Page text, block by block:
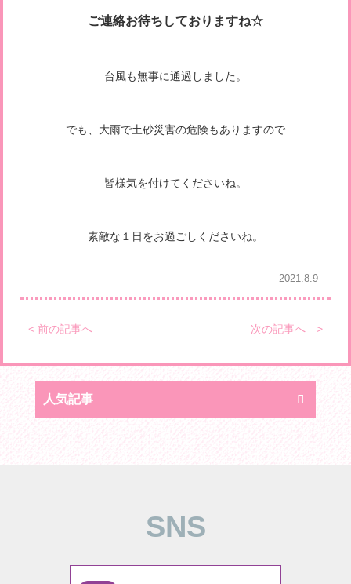
ご連絡お待ちしておりますね☆
台風も無事に通過しました。
でも、大雨で土砂災害の危険もありますので
皆様気を付けてくださいね。
素敵な１日をお過ごしくださいね。
2021.8.9
< 前の記事へ 次の記事へ >
人気記事
SNS